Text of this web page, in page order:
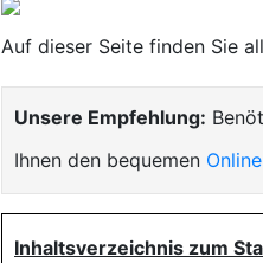
Auf dieser Seite finden Sie
Unsere Empfehlung:
Ihnen den bequemen
Inhaltsverzeichnis zum